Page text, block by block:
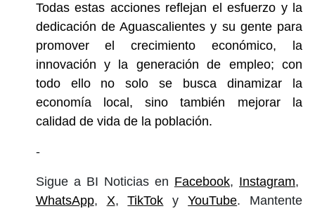
Todas estas acciones reflejan el esfuerzo y la
dedicación de Aguascalientes y su gente para
promover el crecimiento económico, la
innovación y la generación de empleo; con
todo ello no solo se busca dinamizar la
economía local, sino también mejorar la
calidad de vida de la población.
-
Sigue a BI Noticias en Facebook, Instagram,
WhatsApp, X,TikTok yYouTube. Mantente